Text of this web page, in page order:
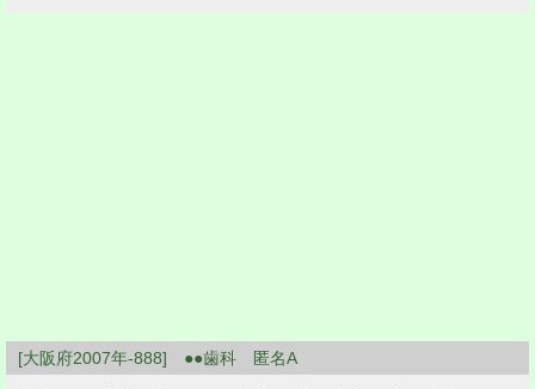
[大阪府2007年-888] ●●歯科 匿名A